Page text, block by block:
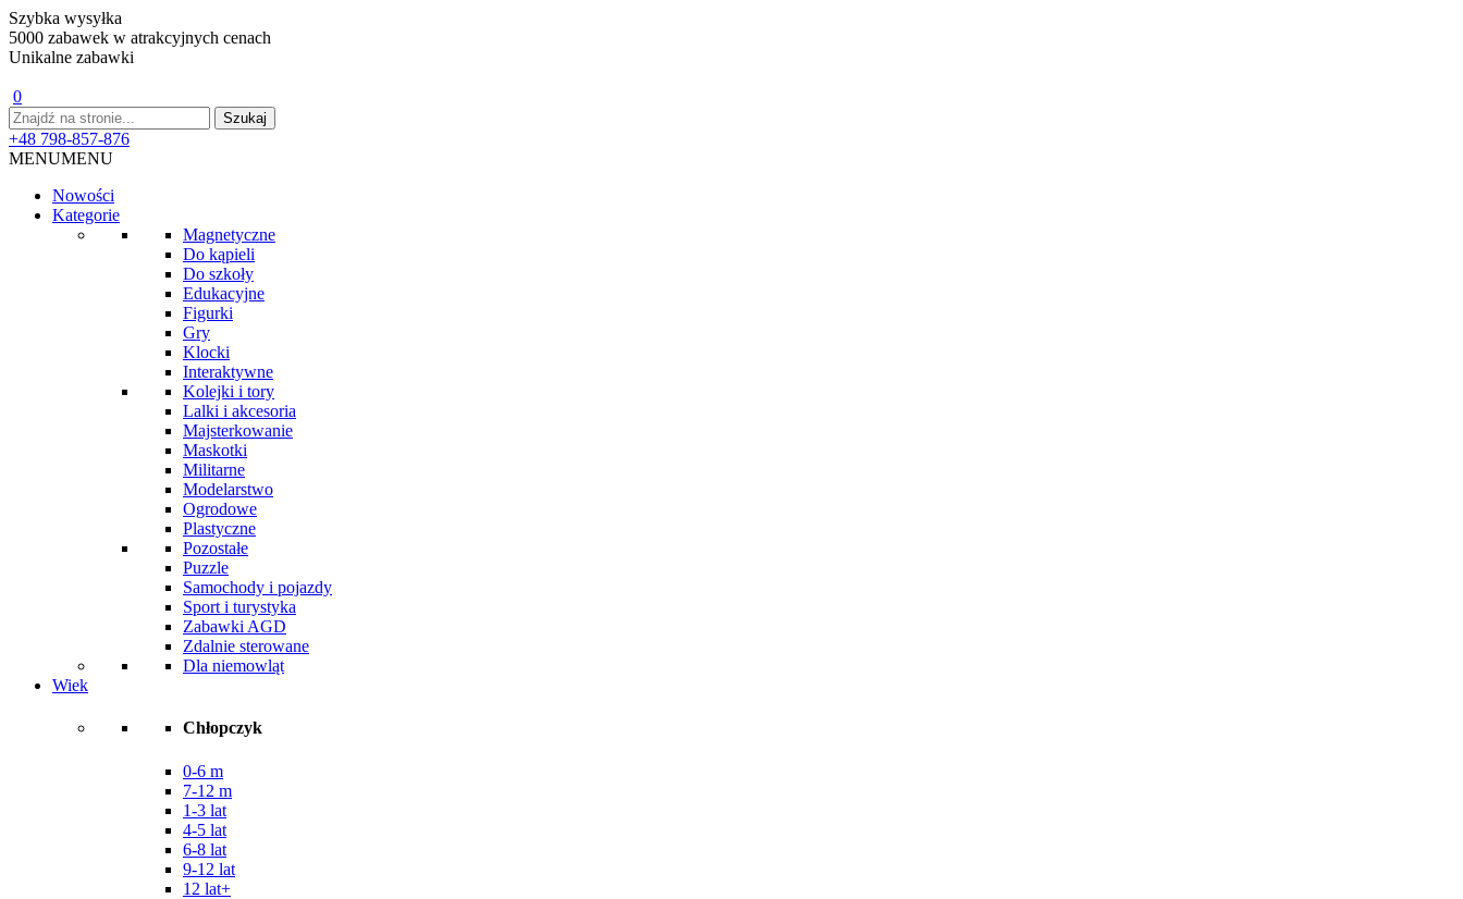
Szybka wysyłka
5000 zabawek w atrakcyjnych cenach
Unikalne zabawki
0
+48 798-857-876
MENUMENU
Nowości
Kategorie
Magnetyczne
Do kąpieli
Do szkoły
Edukacyjne
Figurki
Gry
Klocki
Interaktywne
Kolejki i tory
Lalki i akcesoria
Majsterkowanie
Maskotki
Militarne
Modelarstwo
Ogrodowe
Plastyczne
Pozostałe
Puzzle
Samochody i pojazdy
Sport i turystyka
Zabawki AGD
Zdalnie sterowane
Dla niemowląt
Wiek
Chłopczyk
0-6 m
7-12 m
1-3 lat
4-5 lat
6-8 lat
9-12 lat
12 lat+